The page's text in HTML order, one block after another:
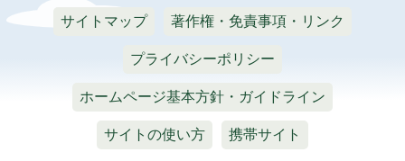
サイトマップ 著作権・免責事項・リンク
プライバシーポリシー
ホームページ基本方針・ガイドライン
サイトの使い方 携帯サイト